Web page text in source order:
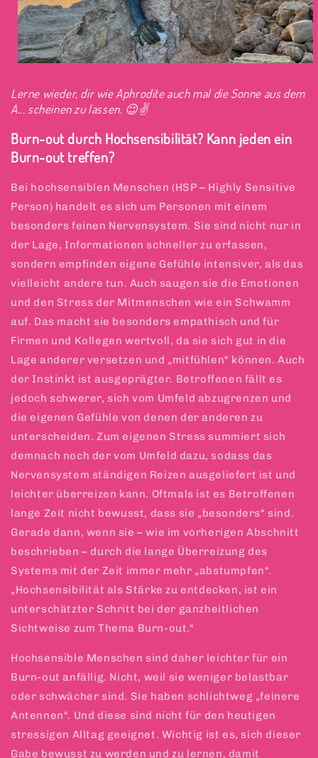
Lerne wieder, dir wie Aphrodite auch mal die Sonne aus dem
A... scheinen zu lassen. 😉✌️
Burn-out durch Hochsensibilität? Kann jeden ein
Burn-out treffen?
Bei hochsensiblen Menschen (HSP – Highly Sensitive
Person) handelt es sich um Personen mit einem
besonders feinen Nervensystem. Sie sind nicht nur in
der Lage, Informationen schneller zu erfassen,
sondern empfinden eigene Gefühle intensiver, als das
vielleicht andere tun. Auch saugen sie die Emotionen
und den Stress der Mitmenschen wie ein Schwamm
auf. Das macht sie besonders empathisch und für
Firmen und Kollegen wertvoll, da sie sich gut in die
Lage anderer versetzen und „mitfühlen“ können. Auch
der Instinkt ist ausgeprägter. Betroffenen fällt es
jedoch schwerer, sich vom Umfeld abzugrenzen und
die eigenen Gefühle von denen der anderen zu
unterscheiden. Zum eigenen Stress summiert sich
demnach noch der vom Umfeld dazu, sodass das
Nervensystem ständigen Reizen ausgeliefert ist und
leichter überreizen kann. Oftmals ist es Betroffenen
lange Zeit nicht bewusst, dass sie „besonders“ sind.
Gerade dann, wenn sie – wie im vorherigen Abschnitt
beschrieben – durch die lange Überreizung des
Systems mit der Zeit immer mehr „abstumpfen“.
„Hochsensibilität als Stärke zu entdecken, ist ein
unterschätzter Schritt bei der ganzheitlichen
Sichtweise zum Thema Burn-out.“
Hochsensible Menschen sind daher leichter für ein
Burn-out anfällig. Nicht, weil sie weniger belastbar
oder schwächer sind. Sie haben schlichtweg „feinere
Antennen“. Und diese sind nicht für den heutigen
stressigen Alltag geeignet. Wichtig ist es, sich dieser
Gabe bewusst zu werden und zu lernen, damit